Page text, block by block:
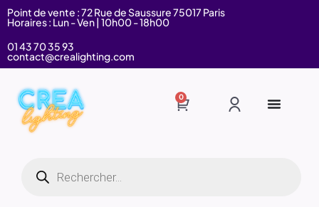
Point de vente : 72 Rue de Saussure 75017 Paris
Horaires : Lun - Ven | 10h00 - 18h00
01 43 70 35 93
contact@crealighting.com
0